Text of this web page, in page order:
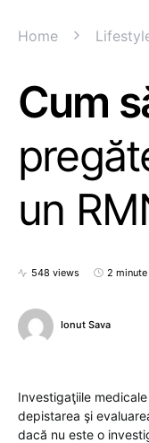
Home
Cum
un
548 views 2 minute
Ionut Sava
Investigaţiile
depistarea şi
dacă nu este o